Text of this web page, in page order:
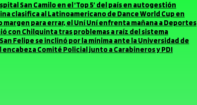
San Camilo en el ‘Top 5’ del país en autogestión
clasifica al Latinoamericano de Dance World Cup en
margen para errar, el Uní Uní enfrenta mañana a Deportes
con Chilquinta tras problemas a raíz del sistema
Felipe se inclinó por la mínima ante la Universidad de
Comité Policial junto a Carabineros y PDI